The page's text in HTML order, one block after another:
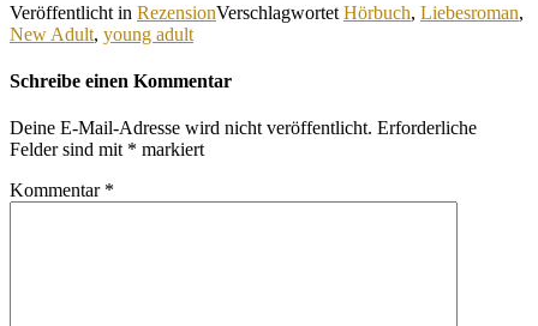
Veröffentlicht in RezensionVerschlagwortet Hörbuch, Liebesroman,
New Adult, young adult
Schreibe einen Kommentar
Deine E-Mail-Adresse wird nicht veröffentlicht. Erforderliche
Felder sind mit * markiert
Kommentar *